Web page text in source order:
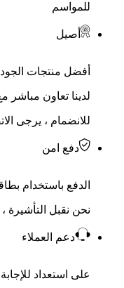
للمواسم
أصيل
أفضل منتجات
لدينا تعاون مباشر
للانضمام ، يرجى
دفع امن
الدفع باستخدام
نحن نقبل التأشيرة
دعم العملاء
على استعداد